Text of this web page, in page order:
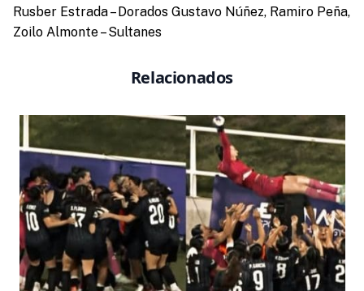
Rusber Estrada – Dorados Gustavo Núñez, Ramiro Peña,
Zoilo Almonte – Sultanes
Relacionados